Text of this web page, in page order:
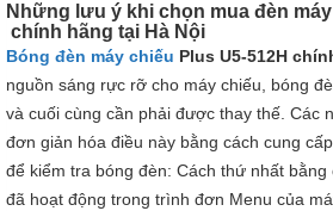
Những lưu ý khi chọn mua đèn
chính hãng tại Hà Nội
Bóng đèn máy chiếu Plus U5-512H​​​
nguồn sáng rực rỡ cho máy chiếu, bóng
và cuối cùng cần phải được thay thế. Các
đơn giản hóa điều này bằng cách cung
để kiểm tra bóng đèn: Cách thứ nhất
đã hoạt động trong trình đơn Menu của